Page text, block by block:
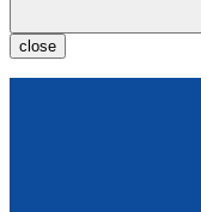
close